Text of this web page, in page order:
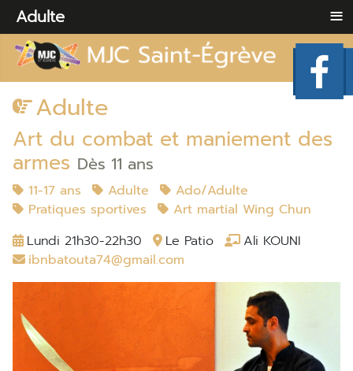
Adulte
Art du combat et maniement des
armes Dès 11 ans
11-17 ans Adulte
Ado/Adulte
Pratiques sportives
Art martial Wing Chun
Lundi 21h30-22h30
Le Patio
Ali KOUNI
ibnbatouta74@gmail.com
Adulte ≡